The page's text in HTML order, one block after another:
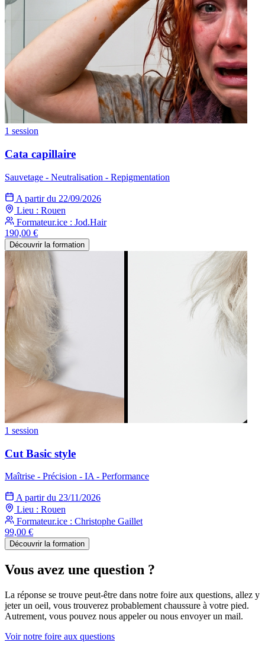
1 session
Cata capillaire
Sauvetage - Neutralisation - Repigmentation
A partir du 22/09/2026
Lieu : Rouen
Formateur.ice : Jod.Hair
190,00 €
Découvrir la formation
1 session
Cut Basic style
Maîtrise - Précision - IA - Performance
A partir du 23/11/2026
Lieu : Rouen
Formateur.ice : Christophe Gaillet
99,00 €
Découvrir la formation
Vous avez une question ?
La réponse se trouve peut-être dans notre foire aux questions, allez y
jeter un oeil, vous trouverez probablement chaussure à votre pied.
Autrement, vous pouvez nous appeler ou nous envoyer un mail.
Voir notre foire aux questions